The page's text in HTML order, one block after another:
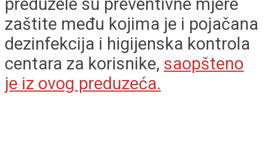
preduzele su preventivne mjere
zaštite među kojima je i pojačana
dezinfekcija i higijenska kontrola
centara za korisnike, saopšteno
je iz ovog preduzeća.